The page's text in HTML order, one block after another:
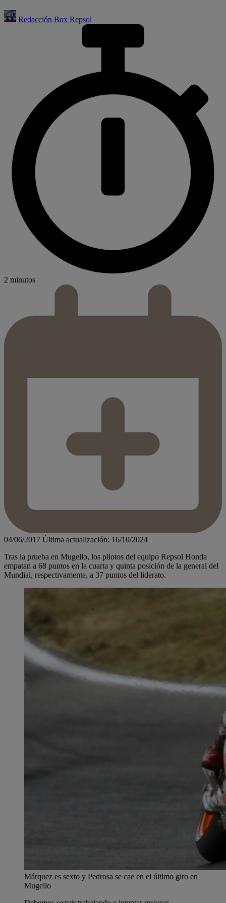
Redacción Box Repsol
2 minutos
04/06/2017 Última actualización: 16/10/2024
Tras la prueba en Mugello, los pilotos del equipo Repsol Honda
empatan a 68 puntos en la cuarta y quinta posición de la general del
Mundial, respectivamente, a 37 puntos del liderato.
Márquez es sexto y Pedrosa se cae en el último giro en
Mugello